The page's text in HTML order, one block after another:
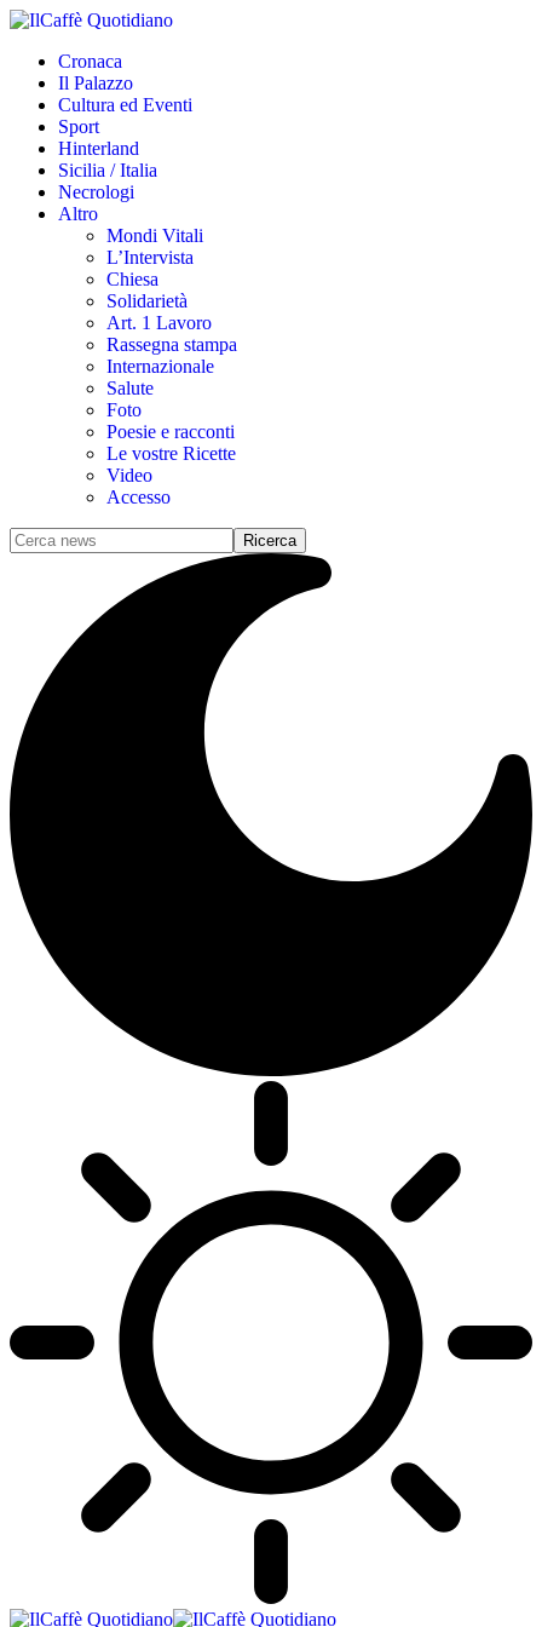
Cronaca
Il Palazzo
Cultura ed Eventi
Sport
Hinterland
Sicilia / Italia
Necrologi
Altro
Mondi Vitali
L’Intervista
Chiesa
Solidarietà
Art. 1 Lavoro
Rassegna stampa
Internazionale
Salute
Foto
Poesie e racconti
Le vostre Ricette
Video
Accesso